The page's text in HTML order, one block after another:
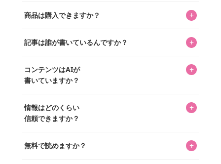
ってもらうニュースサイトです。運営はキャラグッズコレ
を中心に行われており、私たちは実際に40,000種のキャラグ
商品は購入できますか？ +
「perfectworld.shop」で、ほとんど全てのアイテムを購
があり、そこからジャンプできます。
記事は誰が書いているんですか？ +
ています。記事内の99%を超えるほぼすべての写真も、1枚
ずつ心を込めて自分たちで撮影したものです。さらに、10
ッズを収集し、月に1,000点の新商品を選定・購入する編集
長KOSが全記事を監修しています。
コンテンツはAIが
書いていますか？
+
書いています。AIは使用していません。編集長KOSが最終確
認を行い、手動で更新しています。
情報はどのくらい
信頼できますか？
+
いをお届けすることは保証します。なお、記事内に価格は
無料で読めますか？ +